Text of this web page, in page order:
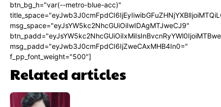
btn_bg_h="var(--metro-blue-acc)"
msg_space="eyJsYW5kc2NhcGUiOiIwIDAgMTJweCJ9"
msg_padd="eyJwb3J0cmFpdCI6IjZweCAxMHB4In0="
f_pp_font_weight="500"]
Related articles